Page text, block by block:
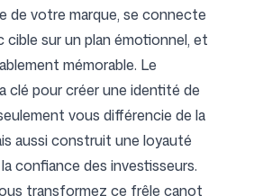
de votre marque, se connecte
cible sur un plan émotionnel, et
mémorable. Le
clé pour créer une identité de
vous différencie de la
aussi construit une loyauté
confiance des investisseurs.
transformez ce frêle canot